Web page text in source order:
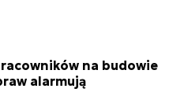
na budowie
alarmują